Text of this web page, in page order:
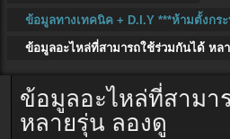
ข้อมูลทางเทคนิค + D.I.Y ***ห้ามตั้งกร
ข้อมูลอะไหล่ที่สามารถใช้ร่วมกันได้ หล
ข้อมูลอะไหล่ที่สามา
หลายรุ่น ลองดู